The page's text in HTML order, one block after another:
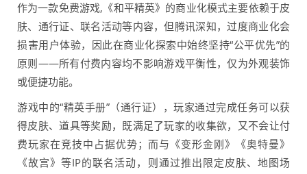
作为一款免费游戏,《和平精英》的商业化模式主要依赖于皮
肤、通行证、联名活动等内容，但腾讯深知，过度商业化会
损害用户体验，因此在商业化探索中始终坚持“公平优先”的
原则——所有付费内容均不影响游戏平衡性，仅为外观装饰
或便捷功能。
游戏中的“精英手册”（通行证），玩家通过完成任务可以获
得皮肤、道具等奖励，既满足了玩家的收集欲，又不会让付
费玩家在竞技中占据优势；而与《变形金刚》《奥特曼》
《故宫》等IP的联名活动，则通过推出限定皮肤、地图场